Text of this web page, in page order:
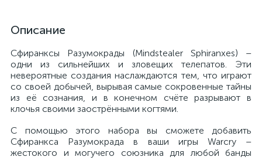
Описание
Сфиранксы Разумокрады (Mindstealer Sphiranxes) –
одни из сильнейших и зловещих телепатов. Эти
невероятные создания наслаждаются тем, что играют
со своей добычей, вырывая самые сокровенные тайны
из её сознания, и в конечном счёте разрывают в
клочья своими заострёнными когтями.
С помощью этого набора вы сможете добавить
Сфиранкса Разумокрада в ваши игры Warcry –
жестокого и могучего союзника для любой банды